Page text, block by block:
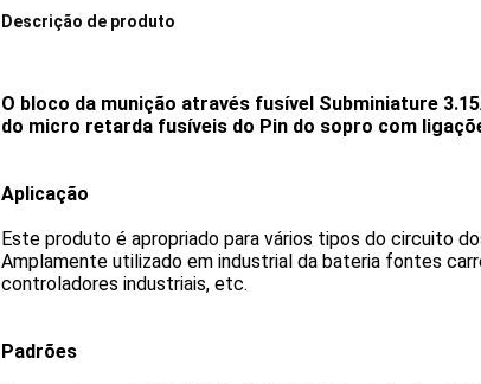
Descrição de produto
O bloco da munição através fusível Subminiature
do micro retarda fusíveis do Pin do sopro com
Aplicação
Este produto é apropriado para vários tipos do circuito
Amplamente utilizado em industrial da bateria fontes
controladores industriais, etc.
Padrões